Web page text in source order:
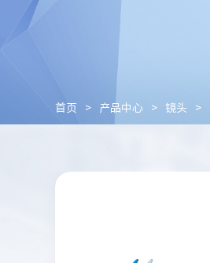
首页 > 产品中心 > 镜头 >